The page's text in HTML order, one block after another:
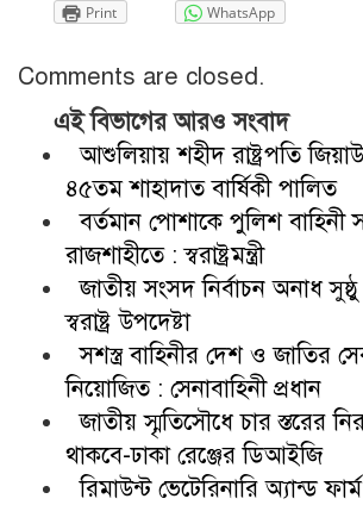
Print WhatsApp
Comments are closed.
এই বিভাগের আরও সংবাদ
আশুলিয়ায় শহীদ রাষ্ট্রপতি
৪৫তম শাহাদাত বার্ষিকী পালিত
বর্তমান পোশাকে পুলিশ বাহিনী
রাজশাহীতে : স্বরাষ্ট্রমন্ত্রী
জাতীয় সংসদ নির্বাচন অনাধ
স্বরাষ্ট্র উপদেষ্টা
সশস্ত্র বাহিনীর দেশ ও জাতির
নিয়োজিত : সেনাবাহিনী প্রধান
জাতীয় স্মৃতিসৌধে চার স্তরের
থাকবে-ঢাকা রেঞ্জের ডিআইজি
রিমাউন্ট ভেটেরিনারি অ্যান্ড